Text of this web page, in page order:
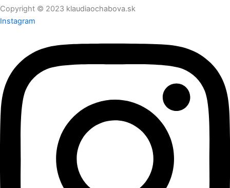
Copyright © 2023 klaudiaochabova.sk
Instagram